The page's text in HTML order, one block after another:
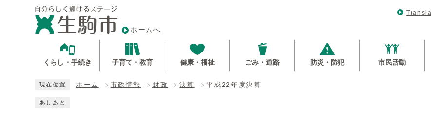
ホームへ
くらし・手続き 子育て・教育 健康・福祉 ごみ・道路 防災・防犯 市民活動
現在位置 ホーム 市政情報 財政 決算 平成22年度決算
あしあと